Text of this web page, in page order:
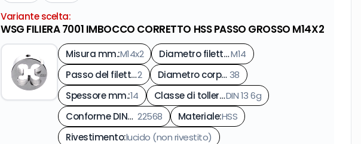
Variante scelta:
WSG FILIERA 7001 IMBOCCO CORRETTO HSS PASSO GROSSO M14X2
Misura mm.:M14x2 Diametro filetto mm. :
M14
Passo del filetto mm.
:
2 Diametro corpo mm.38
Spessore mm.:14 Classe di tolleranza della filettaturaDIN 13 6g
Conforme DIN-EN
:
22568 Materiale:HSS
Rivestimento:lucido (non rivestito)